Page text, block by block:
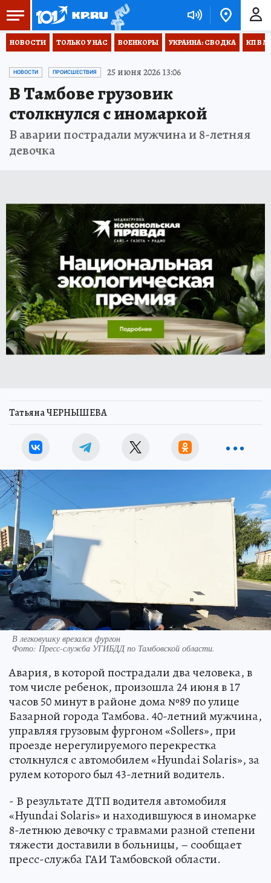
НОВОСТИ ТОЛЬКО У НАС ВОЕНКОРЫ УКРАИНА: СВОДКА КП В
НОВОСТИ ПРОИСШЕСТВИЯ 25 июня 2026 13:06
В Тамбове грузовик
столкнулся с иномаркой
В аварии пострадали мужчина и 8-летняя
девочка
Татьяна ЧЕРНЫШЕВА
В легковушку врезался фургон
Фото: Пресс-служба УГИБДД по Тамбовской области.
Авария, в которой пострадали два человека, в
том числе ребенок, произошла 24 июня в 17
часов 50 минут в районе дома №89 по улице
Базарной города Тамбова. 40-летний мужчина,
управляя грузовым фургоном «Sollers», при
проезде нерегулируемого перекрестка
столкнулся с автомобилем «Hyundai Solaris», за
рулем которого был 43-летний водитель.
- В результате ДТП водителя автомобиля
«Hyundai Solaris» и находившуюся в иномарке
8-летнюю девочку с травмами разной степени
тяжести доставили в больницы, – сообщает
пресс-служба ГАИ Тамбовской области.